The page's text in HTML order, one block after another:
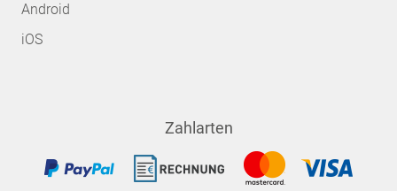
Android
iOS
Zahlarten